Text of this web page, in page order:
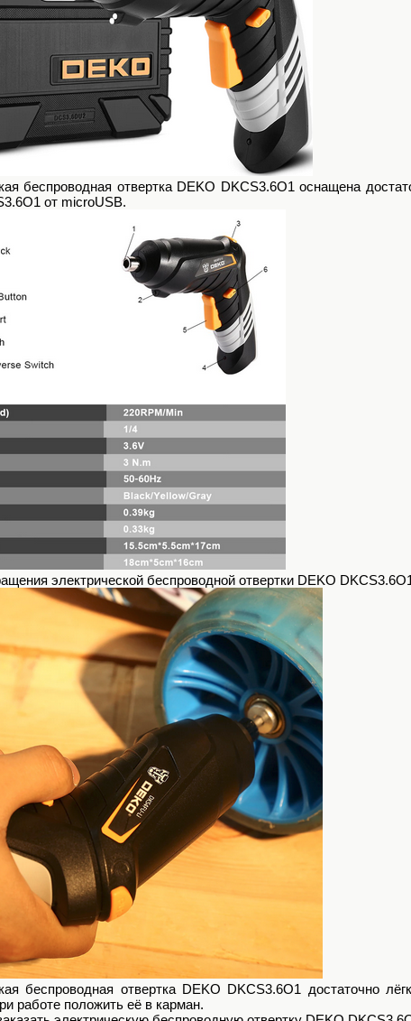
беспроводная отвертка DEKO DKCS3.6O1 оснащена
от microUSB.
электрической беспроводной отвертки DEKO
беспроводная отвертка DEKO DKCS3.6O1 достаточно
работе положить её в карман.